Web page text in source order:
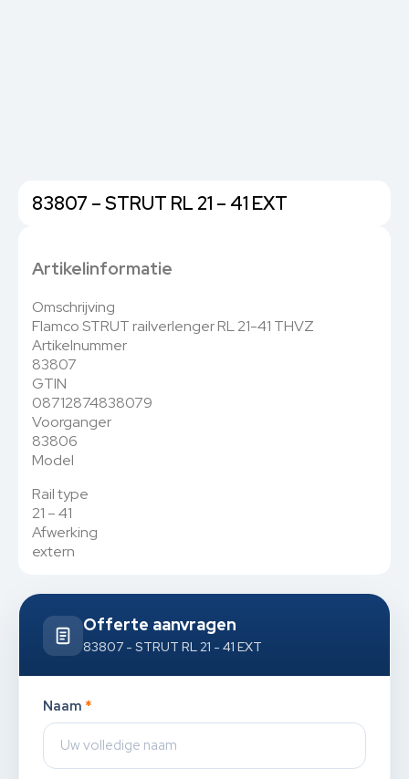
83807 – STRUT RL 21 – 41 EXT
Artikelinformatie
Omschrijving
Flamco STRUT railverlenger RL 21-41 THVZ
Artikelnummer
83807
GTIN
08712874838079
Voorganger
83806
Model
Rail type
21 – 41
Afwerking
extern
Offerte aanvragen
83807 - STRUT RL 21 - 41 EXT
Naam *